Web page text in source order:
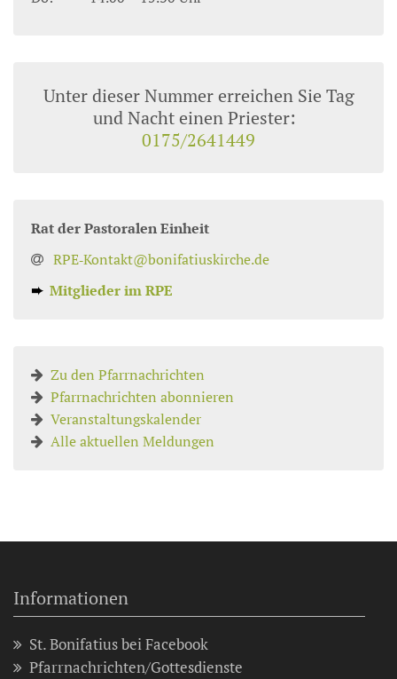
Unter dieser Nummer erreichen Sie Tag
und Nacht einen Priester:
0175/2641449
Rat der Pastoralen Einheit
RPE‑Kontakt@bonifatiuskirche.de
➨ Mitglieder im RPE
Zu den Pfarrnachrichten
Pfarrnachrichten abonnieren
Veranstaltungskalender
Alle aktuellen Meldungen
Informationen
St. Bonifatius bei Facebook
Pfarrnachrichten/Gottesdienste